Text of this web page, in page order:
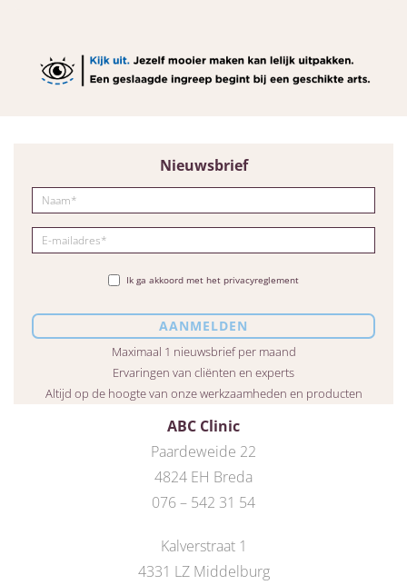
ABC Clinic
Paardeweide 22
4824 EH Breda
076 – 542 31 54
Kalverstraat 1
4331 LZ Middelburg
Nieuwsbrief
Ik ga akkoord met het privacyreglement
Maximaal 1 nieuwsbrief per maand
Ervaringen van cliënten en experts
Altijd op de hoogte van onze werkzaamheden en producten